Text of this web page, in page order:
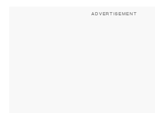
ADVERTISEMENT